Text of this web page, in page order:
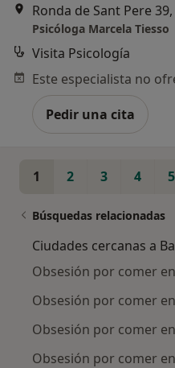
Ronda de Sant Pere 39,
Psicóloga Marcela Tiesso
Visita Psicología
Pedir una cita
1 2 3 4 5
Búsquedas relacionadas
Ciudades cercanas a
Obsesión por comer
Obsesión por comer
Obsesión por comer
Obsesión por comer